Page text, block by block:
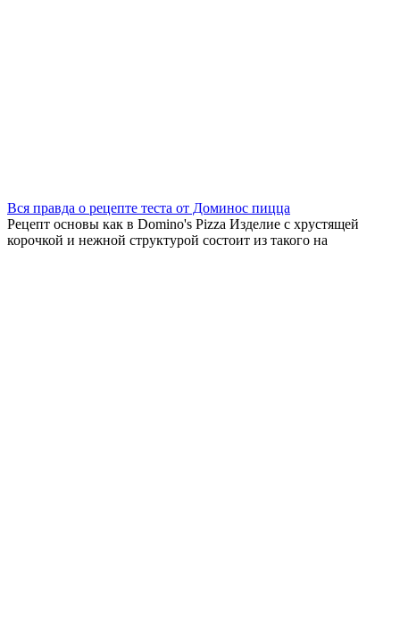
Вся правда о рецепте теста от Доминос пицца
Рецепт основы как в Domino's Pizza Изделие с хрустящей
корочкой и нежной структурой состоит из такого на